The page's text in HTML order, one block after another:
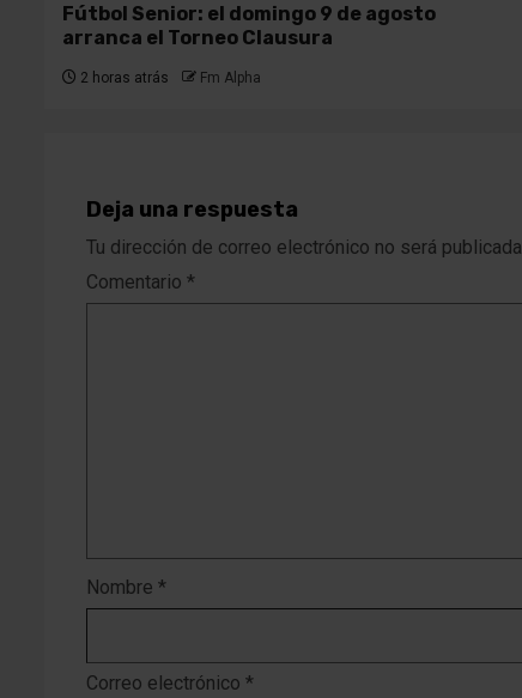
Fútbol Senior: el domingo 9 de agosto
arranca el Torneo Clausura
2 horas atrás Fm Alpha
Deja una respuesta
Tu dirección de correo electrónico no será publicada.
Comentario *
Nombre *
Correo electrónico *